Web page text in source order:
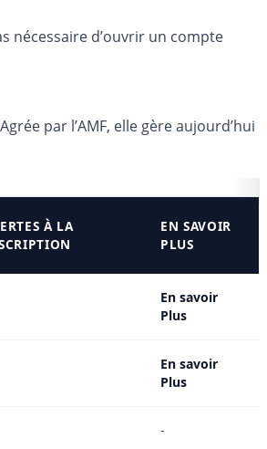
nécessaire d’ouvrir un compte
par l’AMF, elle gère aujourd’hui
À LA
EN SAVOIR
PLUS
En savoir
Plus
En savoir
Plus
-